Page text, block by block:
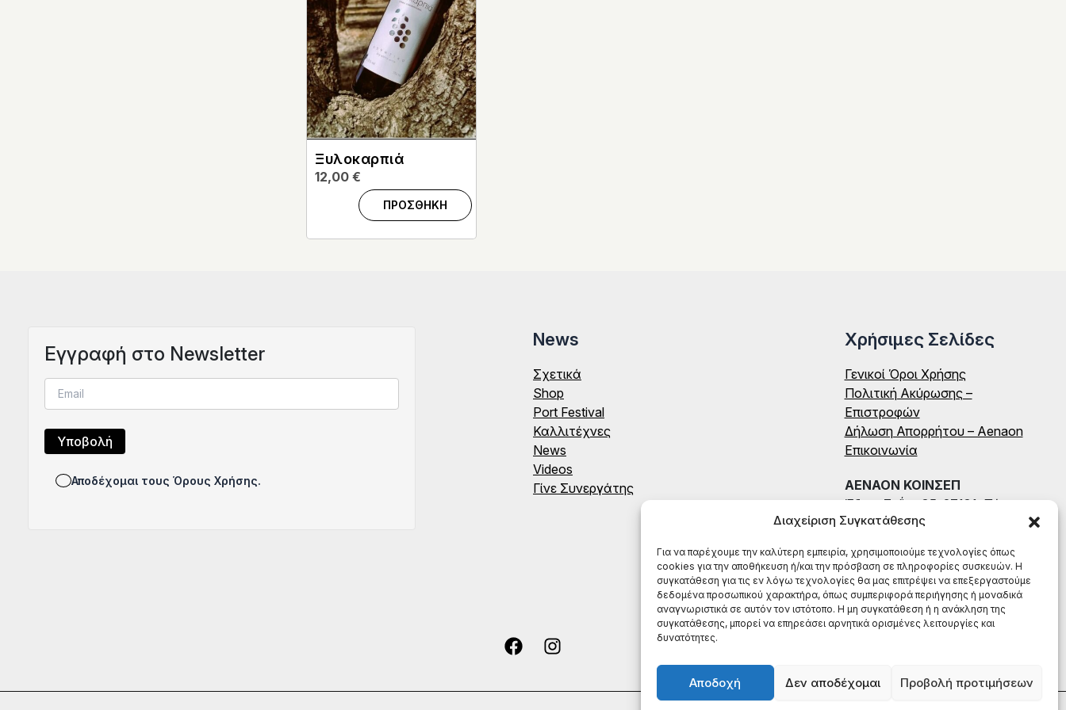
Διαχείριση Συγκατάθεσης
Για να παρέχουμε την καλύτερη εμπειρία, χρησιμοποιούμε τεχνολογίες όπως
cookies για την αποθήκευση ή/και την πρόσβαση σε πληροφορίες συσκευών. Η
συγκατάθεση για τις εν λόγω τεχνολογίες θα μας επιτρέψει να επεξεργαστούμε
δεδομένα προσωπικού χαρακτήρα, όπως συμπεριφορά περιήγησης ή μοναδικά
αναγνωριστικά σε αυτόν τον ιστότοπο. Η μη συγκατάθεση ή η ανάκληση της
συγκατάθεσης, μπορεί να επηρεάσει αρνητικά ορισμένες λειτουργίες και
δυνατότητες.
Αποδοχή Δεν αποδέχομαι Προβολή προτιμήσεων
Ξυλοκαρπιά
12,00 €
ΠΡΟΣΘΗΚΗ
Eγγραφή στο Newsletter
Αποδέχομαι τους Όρους Χρήσης.
News
Σχετικά
Shop
Port Festival
Καλλιτέχνες
News
Videos
Γίνε Συνεργάτης
Χρήσιμες Σελίδες
Γενικοί Όροι Χρήσης
Πολιτική Ακύρωσης –
Επιστροφών
Δήλωση Απορρήτου – Aenaon
Επικοινωνία
ΑΕΝΑΟΝ ΚΟΙΝΣΕΠ
Έδρα: Ζαΐμη 35, 27131, Πύργος
Ηλείας
ΤΗΛ: (+30) 698 199 8604